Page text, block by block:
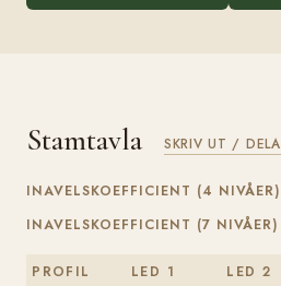
Stamtavla SKRIV UT / DELA
INAVELSKOEFFICIENT (4 NIVÅER)
INAVELSKOEFFICIENT (7 NIVÅER)
PROFIL LED 1 LED 2